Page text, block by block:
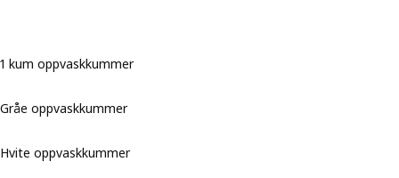
1 kum oppvaskkummer
Gråe oppvaskkummer
Hvite oppvaskkummer